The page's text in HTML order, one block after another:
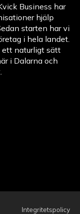
Business har
hjälp
starten har vi
i hela landet.
ett naturligt sätt
i Dalarna och
Integritetspolicy